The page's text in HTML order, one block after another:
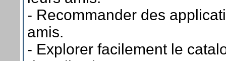
- Recommander des
amis.
- Explorer facilement le